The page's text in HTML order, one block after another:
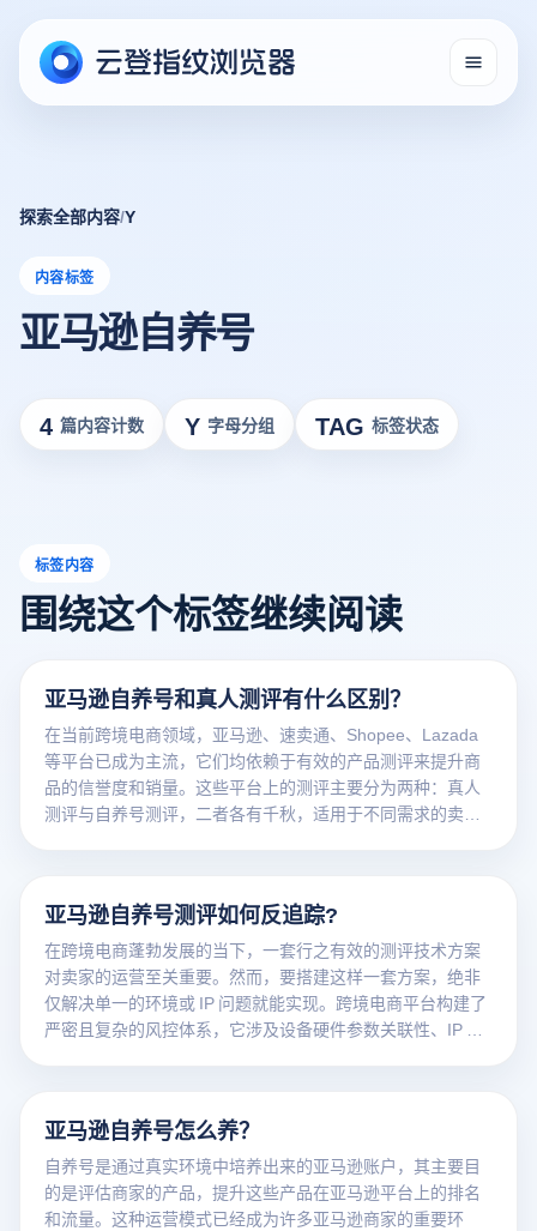
探索全部内容/Y
内容标签
亚马逊自养号
4 篇内容计数 Y 字母分组 TAG 标签状态
标签内容
围绕这个标签继续阅读
亚马逊自养号和真人测评有什么区别？
在当前跨境电商领域，亚马逊、速卖通、Shopee、Lazada
等平台已成为主流，它们均依赖于有效的产品测评来提升商
品的信誉度和销量。这些平台上的测评主要分为两种：真人
测评与自养号测评，二者各有千秋，适用于不同需求的卖
亚马逊自养号测评如何反追踪?
在跨境电商蓬勃发展的当下，一套行之有效的测评技术方案
对卖家的运营至关重要。然而，要搭建这样一套方案，绝非
仅解决单一的环境或 IP 问题就能实现。跨境电商平台构建了
严密且复杂的风控体系，它涉及设备硬件参数关联性、IP 纯
铺权重和买家账号的安全使用产生深远影响。
亚马逊自养号怎么养？
自养号是通过真实环境中培养出来的亚马逊账户，其主要目
的是评估商家的产品，提升这些产品在亚马逊平台上的排名
和流量。这种运营模式已经成为许多亚马逊商家的重要环